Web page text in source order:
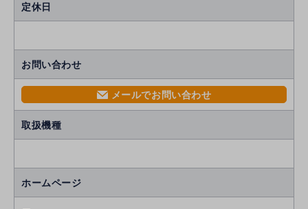
定休日
お問い合わせ
mail メールでお問い合わせ
取扱機種
ホームページ